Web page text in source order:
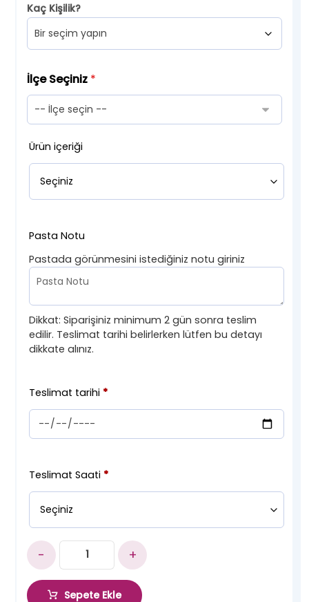
Kaç Kişilik?
İlçe Seçiniz *
Ürün içeriği
Pasta Notu
Pastada görünmesini istediğiniz notu giriniz
Dikkat: Siparişiniz minimum 2 gün sonra teslim
edilir. Teslimat tarihi belirlerken lütfen bu detayı
dikkate alınız.
Teslimat tarihi *
Teslimat Saati *
- +
Sepete Ekle